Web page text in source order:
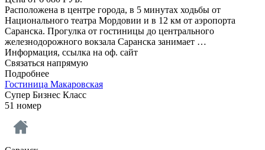
Расположена в центре города, в 5 минутах ходьбы от
Национального театра Мордовии и в 12 км от аэропорта
Саранска. Прогулка от гостиницы до центрального
железнодорожного вокзала Саранска занимает …
Информация, ссылка на оф. сайт
Связаться напрямую
Подробнее
Гостиница Макаровская
Супер Бизнес Класс
51 номер